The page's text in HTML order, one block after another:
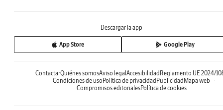
Descargar la app
App Store Google Play
ContactarQuiénes somosAviso legalAccesibilidadReglamento UE 2024/
Condiciones de usoPolítica de privacidadPublicidadMapa web
Compromisos editorialesPolítica de cookies